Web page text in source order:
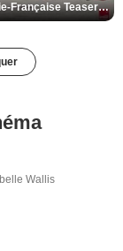
De la Comédie-Française Teaser VF
Wallis